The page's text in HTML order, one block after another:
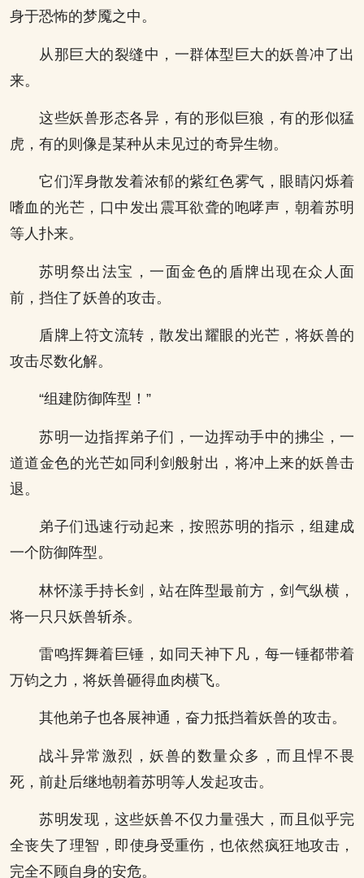
身于恐怖的梦魇之中。
从那巨大的裂缝中，一群体型巨大的妖兽冲了出
来。
这些妖兽形态各异，有的形似巨狼，有的形似猛
虎，有的则像是某种从未见过的奇异生物。
它们浑身散发着浓郁的紫红色雾气，眼睛闪烁着
嗜血的光芒，口中发出震耳欲聋的咆哮声，朝着苏明
等人扑来。
苏明祭出法宝，一面金色的盾牌出现在众人面
前，挡住了妖兽的攻击。
盾牌上符文流转，散发出耀眼的光芒，将妖兽的
攻击尽数化解。
“组建防御阵型！”
苏明一边指挥弟子们，一边挥动手中的拂尘，一
道道金色的光芒如同利剑般射出，将冲上来的妖兽击
退。
弟子们迅速行动起来，按照苏明的指示，组建成
一个防御阵型。
林怀漾手持长剑，站在阵型最前方，剑气纵横，
将一只只妖兽斩杀。
雷鸣挥舞着巨锤，如同天神下凡，每一锤都带着
万钧之力，将妖兽砸得血肉横飞。
其他弟子也各展神通，奋力抵挡着妖兽的攻击。
战斗异常激烈，妖兽的数量众多，而且悍不畏
死，前赴后继地朝着苏明等人发起攻击。
苏明发现，这些妖兽不仅力量强大，而且似乎完
全丧失了理智，即使身受重伤，也依然疯狂地攻击，
完全不顾自身的安危。